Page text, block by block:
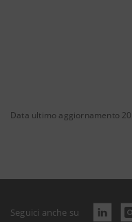
Data ultimo aggiornamento
Seguici anche su